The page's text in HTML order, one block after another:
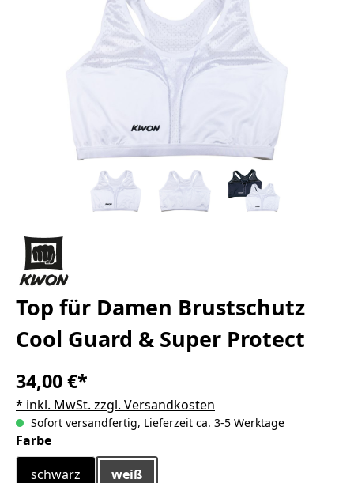
Top für Damen Brustschutz
Cool Guard & Super Protect
34,00 €*
* inkl. MwSt. zzgl. Versandkosten
Sofort versandfertig, Lieferzeit ca. 3-5 Werktage
Farbeauswählen
schwarz
weiß